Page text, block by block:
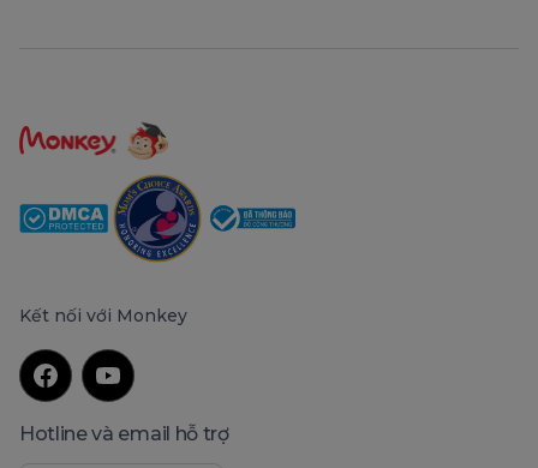
Kết nối với Monkey
Hotline và email hỗ trợ